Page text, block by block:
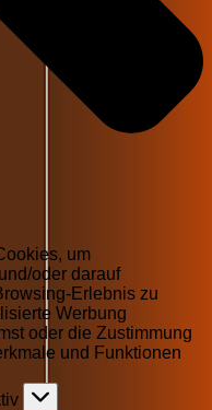
um
oder darauf
Erlebnis zu
Werbung
oder die Zustimmung
und Funktionen